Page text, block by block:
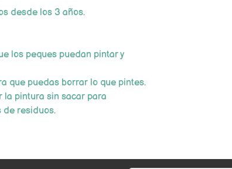
desde los 3 años.
los peques puedan pintar y
que puedas borrar lo que pintes.
la pintura sin sacar para
de residuos.